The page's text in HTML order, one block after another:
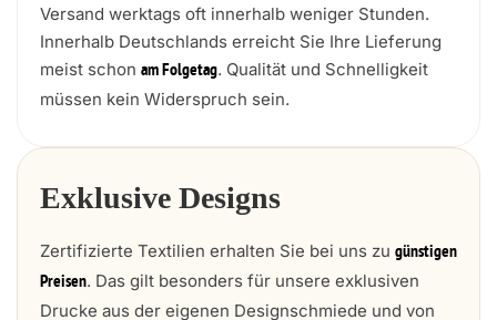
Versand werktags oft innerhalb weniger Stunden.
Innerhalb Deutschlands erreicht Sie Ihre Lieferung
meist schon am Folgetag. Qualität und Schnelligkeit
müssen kein Widerspruch sein.
Exklusive Designs
Zertifizierte Textilien erhalten Sie bei uns zu günstigen
Preisen. Das gilt besonders für unsere exklusiven
Drucke aus der eigenen Designschmiede und von